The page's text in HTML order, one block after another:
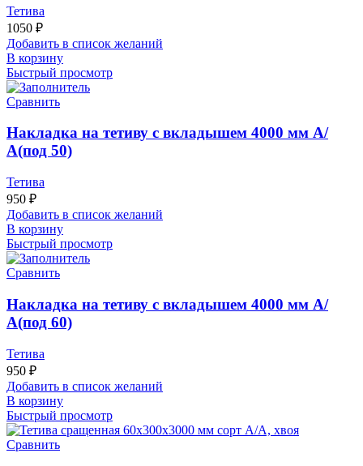
Тетива
1050 ₽
Добавить в список желаний
В корзину
Быстрый просмотр
Сравнить
Накладка на тетиву с вкладышем 4000 мм А/
А(под 50)
Тетива
950 ₽
Добавить в список желаний
В корзину
Быстрый просмотр
Сравнить
Накладка на тетиву с вкладышем 4000 мм А/
А(под 60)
Тетива
950 ₽
Добавить в список желаний
В корзину
Быстрый просмотр
Сравнить